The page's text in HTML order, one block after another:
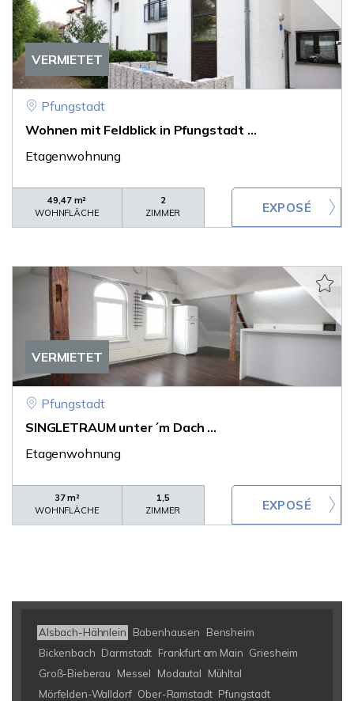
VERMIETET
Pfungstadt
Wohnen mit Feldblick in Pfungstadt ...
Etagenwohnung
49,47 m²
WOHNFLÄCHE
2
ZIMMER
VERMIETET
Pfungstadt
SINGLETRAUM unter´m Dach ...
Etagenwohnung
37 m²
WOHNFLÄCHE
1,5
ZIMMER
Alsbach-Hähnlein Babenhausen
Bensheim
Bickenbach Darmstadt Frankfurt am Main Griesheim
Groß-Bieberau
Messel Modautal
Mühltal
Mörfelden-Walldorf Ober-Ramstadt Pfungstadt